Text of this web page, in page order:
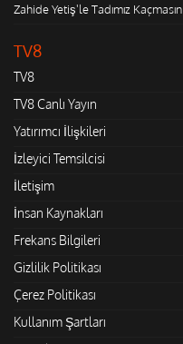
Zahide Yetiş'le Tadımız Kaçmasın
TV8
TV8
TV8 Canlı Yayın
Yatırımcı İlişkileri
İzleyici Temsilcisi
İletişim
İnsan Kaynakları
Frekans Bilgileri
Gizlilik Politikası
Çerez Politikası
Kullanım Şartları